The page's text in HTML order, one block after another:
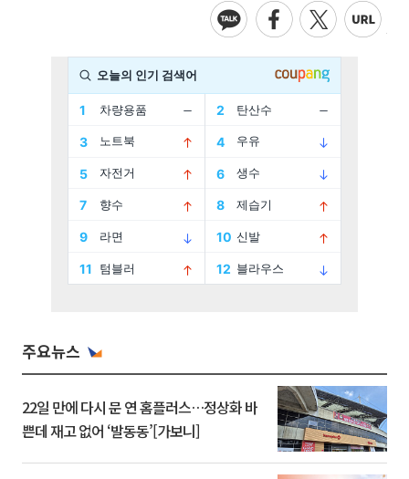
주요뉴스
22일 만에 다시 문 연 홈플러스…정상화 바
쁜데 재고 없어 ‘발동동’[가보니]